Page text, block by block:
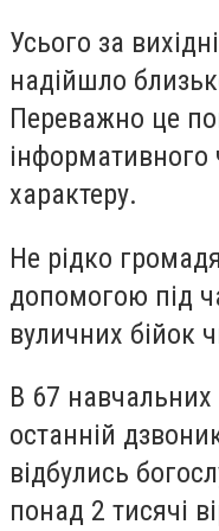
Усього за
надійшло
Переважно це
інформативного
характеру.
Не рідко
допомогою під
вуличних бійок
В 67
останній
відбулись
понад 2 тисячі